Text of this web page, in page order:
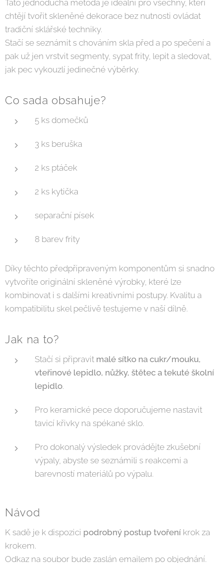
Tato jednoduchá metoda je ideální pro všechny, kteří
chtějí tvořit skleněné dekorace bez nutnosti ovládat
tradiční sklářské techniky.
Stačí se seznámit s chováním skla před a po spečení a
pak už jen vrstvit segmenty, sypat frity, lepit a sledovat,
jak pec vykouzlí jedinečné výběrky.
Co sada obsahuje?
5 ks domečků
3 ks beruška
2 ks ptáček
2 ks kytička
separační písek
8 barev frity
Díky těchto předpřipraveným komponentům si snadno
vytvoříte originální skleněné výrobky, které lze
kombinovat i s dalšími kreativními postupy. Kvalitu a
kompatibilitu skel pečlivě testujeme v naší dílně.
Jak na to?
Stačí si připravit malé sítko na cukr/mouku,
vteřinové lepidlo, nůžky, štětec a tekuté školní
lepidlo.
Pro keramické pece doporučujeme nastavit
tavicí křivky na spékané sklo.
Pro dokonalý výsledek provádějte zkušební
výpaly, abyste se seznámili s reakcemi a
barevností materiálů po výpalu.
Návod
K sadě je k dispozici podrobný postup tvoření krok za
krokem.
Odkaz na soubor bude zaslán emailem po objednání.